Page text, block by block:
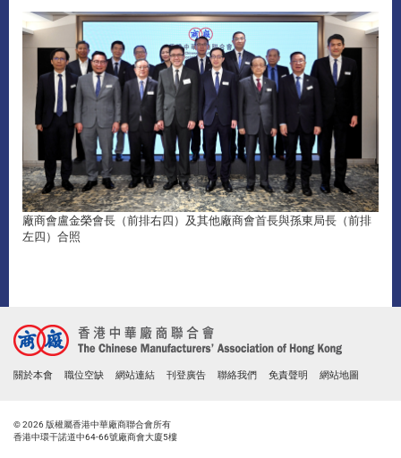
廠商會盧金榮會長（前排右四）及其他廠商會首長與孫東局長（前排
左四）合照
關於本會 職位空缺 網站連結 刊登廣告 聯絡我們 免責聲明 網站地圖
© 2026 版權屬香港中華廠商聯合會所有
香港中環干諾道中64-66號廠商會大廈5樓